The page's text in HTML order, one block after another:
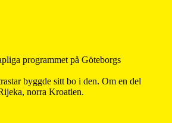
programmet på Göteborgs
byggde sitt bo i den. Om en del
norra Kroatien.